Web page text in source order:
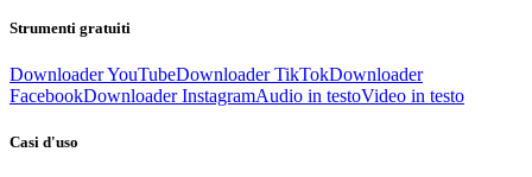
Strumenti gratuiti
Downloader YouTubeDownloader TikTokDownloader
FacebookDownloader InstagramAudio in testoVideo in testo
Casi d'uso